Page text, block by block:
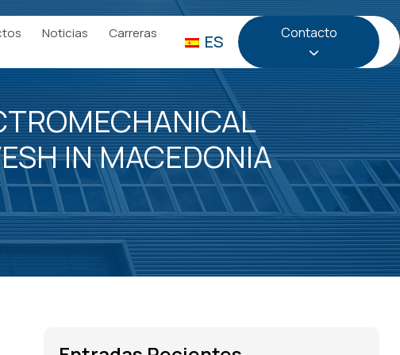
Noticias Carreras ES Contacto
IN MACEDONIA